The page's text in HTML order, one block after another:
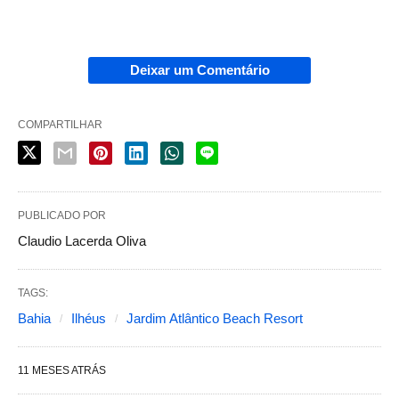
Deixar um Comentário
COMPARTILHAR
PUBLICADO POR
Claudio Lacerda Oliva
TAGS:
Bahia Ilhéus Jardim Atlântico Beach Resort
11 MESES ATRÁS